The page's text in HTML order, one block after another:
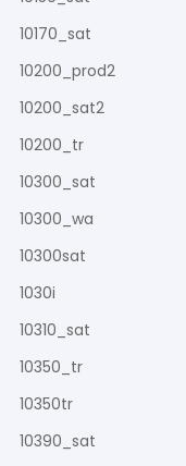
10170_sat
10200_prod2
10200_sat2
10200_tr
10300_sat
10300_wa
10300sat
1030i
10310_sat
10350_tr
10350tr
10390_sat